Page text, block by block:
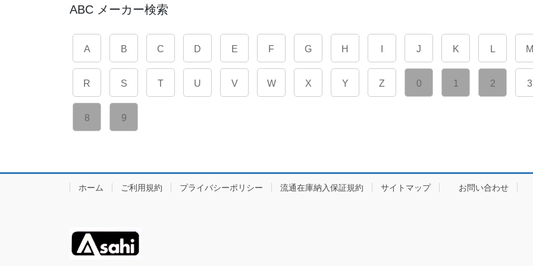
ABC メーカー検索
A B C D E F G H J K L M
R S T U V W X Y Z 0 1 2 3
8 9
ホーム ご利用規約 プライバシーポリシー 流通在庫納入保証規約 サイトマップ お問い合わせ